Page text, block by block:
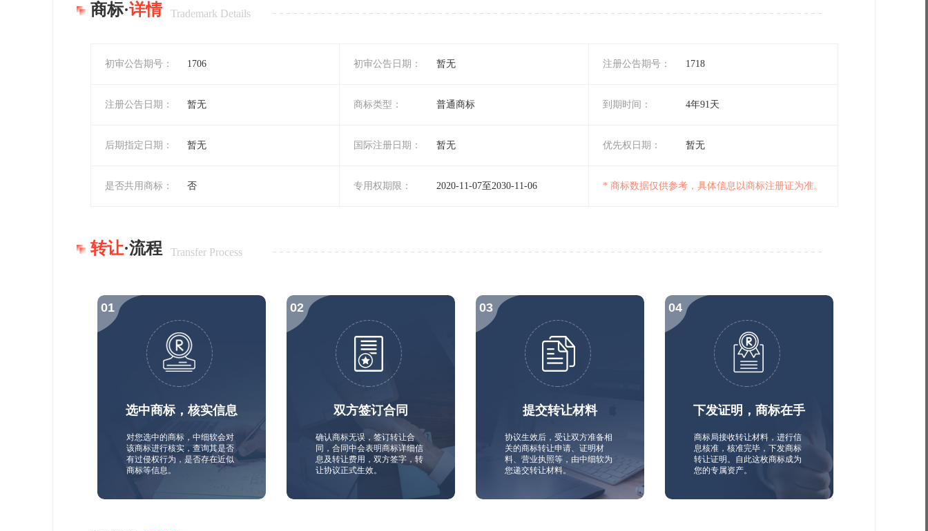
商标·详情 Trademark Details
初审公告期号： 1706 初审公告日期： 暂无 注册公告期号： 1718
注册公告日期： 暂无 商标类型： 普通商标 到期时间： 4年91天
后期指定日期： 暂无 国际注册日期： 暂无 优先权日期： 暂无
是否共用商标： 否 专用权期限： 2020-11-07至2030-11-06 * 商标数据仅供参考，具体信息以商标注册证为准。
转让·流程 Transfer Process
选中商标，核实信息
对您选中的商标，中细软会对
该商标进行核实，查询其是否
有过侵权行为，是否存在近似
商标等信息。
双方签订合同
确认商标无误，签订转让合
同，合同中会表明商标详细信
息及转让费用，双方签字，转
让协议正式生效。
提交转让材料
协议生效后，受让双方准备相
关的商标转让申请、证明材
料、营业执照等，由中细软为
您递交转让材料。
下发证明，商标在手
商标局接收转让材料，进行信
息核准，核准完毕，下发商标
转让证明。自此这枚商标成为
您的专属资产。